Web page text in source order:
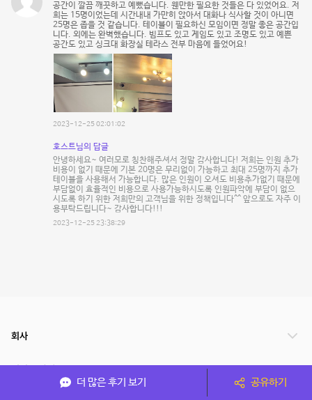
공간이 깔끔 깨끗하고 예뻤습니다. 웬만한 필요한 것들은 다 있었어요. 저
희는 15명이었는데 시간내내 가만히 앉아서 대화나 식사할 것이 아니면
25명은 좁을 것 같습니다. 테이블이 필요하신 모임이면 정말 좋은 공간입
니다. 외에는 완벽했습니다. 빔프도 있고 게임도 있고 조명도 있고 예쁜
공간도 있고 싱크대 화장실 테라스 전부 마음에 들었어요!
2023-12-25 02:01:02
호스트님의 답글
안녕하세요~ 여러모로 칭찬해주셔서 정말 감사합니다! 저희는 인원 추가
비용이 없기 때문에 기본 20명은 무리없이 가능하고 최대 25명까지 추가
테이블을 사용해서 가능합니다. 많은 인원이 오셔도 비용추가없기 때문에
부담없이 효율적인 비용으로 사용가능하시도록 인원파악에 부담이 없으
시도록 하기 위한 저희만의 고객님을 위한 정책입니다^^ 앞으로도 자주 이
용부탁드립니다~ 감사합니다!!!
2023-12-25 23:38:29
더 많은 후기 보기 공유하기
회사